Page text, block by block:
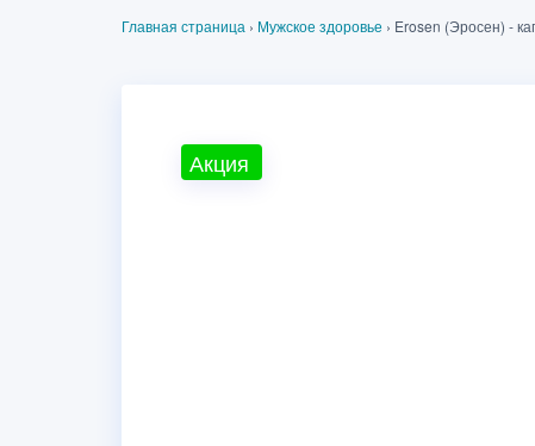
Главная страница › Мужское здоровье › Erosen (Эросен) -
Акция